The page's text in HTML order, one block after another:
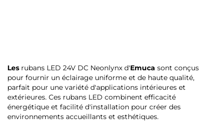
Les rubans LED 24V DC Neonlynx d'Emuca sont conçus
pour fournir un éclairage uniforme et de haute qualité,
parfait pour une variété d'applications intérieures et
extérieures. Ces rubans LED combinent efficacité
énergétique et facilité d'installation pour créer des
environnements accueillants et esthétiques.